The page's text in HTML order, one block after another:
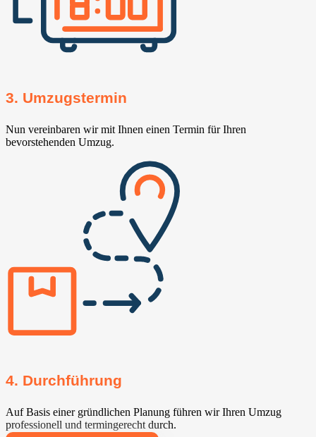
3. Umzugstermin
Nun vereinbaren wir mit Ihnen einen Termin für Ihren
bevorstehenden Umzug.
4. Durchführung
Auf Basis einer gründlichen Planung führen wir Ihren Umzug
professionell und termingerecht durch.